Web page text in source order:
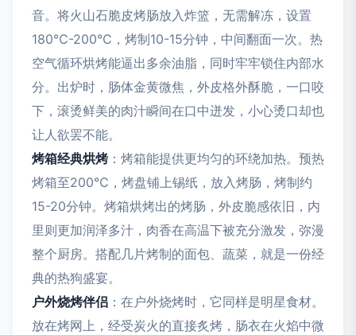
音。将火山石脆皮烤肠放入炸篮，无需解冻，设置
180℃-200℃，烤制10-15分钟，中间翻面一次。热
空气循环烘烤能逼出多余油脂，同时牢牢锁住内部水
分。出炉时，肠体金黄微焦，外皮格外酥脆，一口咬
下，滚烫鲜美的肉汁瞬间在口中迸发，小心烫口却也
让人欲罢不能。
烤箱经典烘烤：烤箱能提供更均匀的环绕加热。预热
烤箱至200℃，烤盘铺上锡纸，放入烤肠，烤制约
15-20分钟。烤箱烘烤出的烤肠，外皮脆感依旧，内
里则更加润泽多汁，肉香在高温下被充分激发，弥漫
整个厨房。搭配几片烤制的面包、蔬菜，就是一份经
典的热狗盛宴。
户外烧烤伴侣 ：在户外烧烤时，它同样是明星食材。
放在烤网上，经受炭火的直接炙烤，肠衣在火焰中微